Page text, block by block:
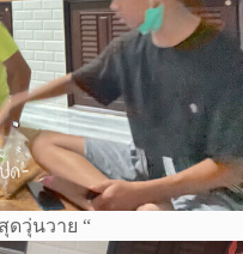
วุ่นวาย “